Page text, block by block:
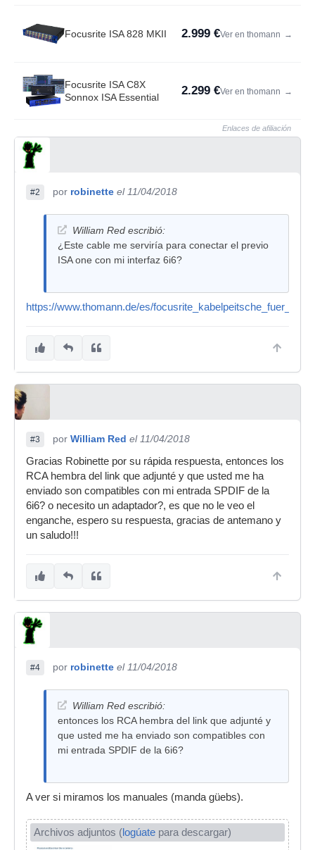
Focusrite ISA 828 MKII 2.999 €Ver en thomann →
Focusrite ISA C8X
Sonnox ISA Essential
2.299 €Ver en thomann →
Enlaces de afiliación
#2 por robinette el 11/04/2018
William Red escribió:
¿Este cable me serviría para conectar el previo
ISA one con mi interfaz 6i6?
https://www.thomann.de/es/
#3 por William Red el 11/04/2018
Gracias Robinette por su rápida respuesta, entonces los
RCA hembra del link que adjunté y que usted me ha
enviado son compatibles con mi entrada SPDIF de la
6i6? o necesito un adaptador?, es que no le veo el
enganche, espero su respuesta, gracias de antemano y
un saludo!!!
#4 por robinette el 11/04/2018
William Red escribió:
entonces los RCA hembra del link que adjunté y
que usted me ha enviado son compatibles con
mi entrada SPDIF de la 6i6?
A ver si miramos los manuales (manda güebs).
Archivos adjuntos (logúate para descargar)